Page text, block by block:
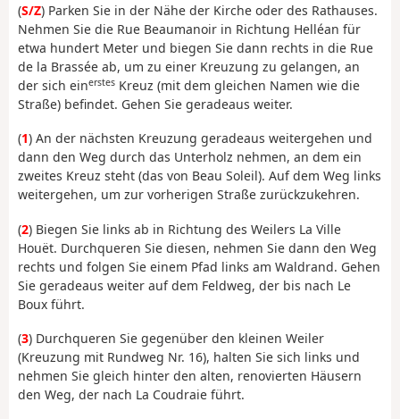
(S/Z) Parken Sie in der Nähe der Kirche oder des Rathauses.
Nehmen Sie die Rue Beaumanoir in Richtung Helléan für
etwa hundert Meter und biegen Sie dann rechts in die Rue
de la Brassée ab, um zu einer Kreuzung zu gelangen, an
der sich einerstes Kreuz (mit dem gleichen Namen wie die
Straße) befindet. Gehen Sie geradeaus weiter.
(1) An der nächsten Kreuzung geradeaus weitergehen und
dann den Weg durch das Unterholz nehmen, an dem ein
zweites Kreuz steht (das von Beau Soleil). Auf dem Weg links
weitergehen, um zur vorherigen Straße zurückzukehren.
(2) Biegen Sie links ab in Richtung des Weilers La Ville
Houët. Durchqueren Sie diesen, nehmen Sie dann den Weg
rechts und folgen Sie einem Pfad links am Waldrand. Gehen
Sie geradeaus weiter auf dem Feldweg, der bis nach Le
Boux führt.
(3) Durchqueren Sie gegenüber den kleinen Weiler
(Kreuzung mit Rundweg Nr. 16), halten Sie sich links und
nehmen Sie gleich hinter den alten, renovierten Häusern
den Weg, der nach La Coudraie führt.